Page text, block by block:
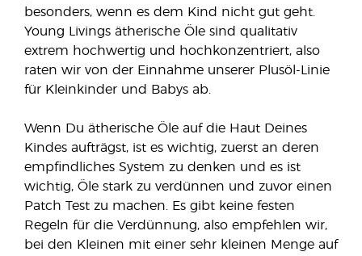
besonders, wenn es dem Kind nicht gut geht.
Young Livings ätherische Öle sind qualitativ
extrem hochwertig und hochkonzentriert, also
raten wir von der Einnahme unserer Plusöl-Linie
für Kleinkinder und Babys ab.
Wenn Du ätherische Öle auf die Haut Deines
Kindes aufträgst, ist es wichtig, zuerst an deren
empfindliches System zu denken und es ist
wichtig, Öle stark zu verdünnen und zuvor einen
Patch Test zu machen. Es gibt keine festen
Regeln für die Verdünnung, also empfehlen wir,
bei den Kleinen mit einer sehr kleinen Menge auf